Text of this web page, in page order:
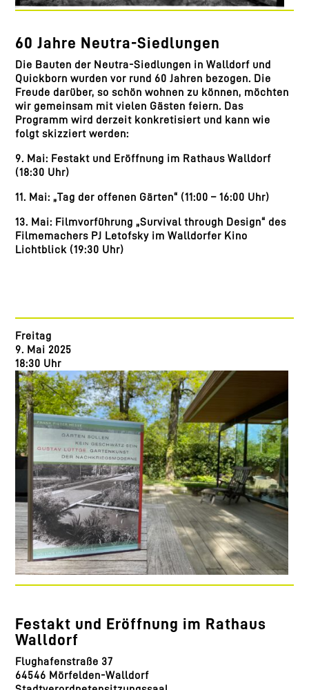
60 Jahre Neutra-Siedlungen
Die Bauten der Neutra-Siedlungen in Walldorf und
Quickborn wurden vor rund 60 Jahren bezogen. Die
Freude darüber, so schön wohnen zu können, möchten
wir gemeinsam mit vielen Gästen feiern. Das
Programm wird derzeit konkretisiert und kann wie
folgt skizziert werden:
9. Mai: Festakt und Eröffnung im Rathaus Walldorf
(18:30 Uhr)
11. Mai: „Tag der offenen Gärten“ (11:00 – 16:00 Uhr)
13. Mai: Filmvorführung „Survival through Design“ des
Filmemachers PJ Letofsky im Walldorfer Kino
Lichtblick (19:30 Uhr)
Freitag
9. Mai 2025
18:30 Uhr
Festakt und Eröffnung im Rathaus
Walldorf
Flughafenstraße 37
64546 Mörfelden-Walldorf